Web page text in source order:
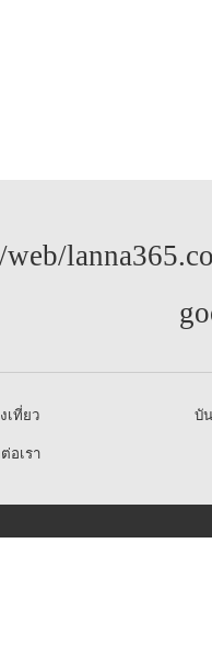
web/
เที่ยว บั
อเรา